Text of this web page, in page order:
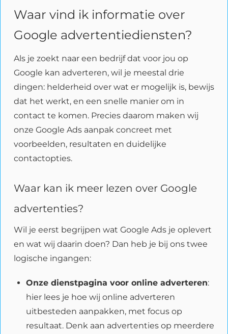
Waar vind ik informatie over
Google advertentiediensten?
Als je zoekt naar een bedrijf dat voor jou op
Google kan adverteren, wil je meestal drie
dingen: helderheid over wat er mogelijk is, bewijs
dat het werkt, en een snelle manier om in
contact te komen. Precies daarom maken wij
onze Google Ads aanpak concreet met
voorbeelden, resultaten en duidelijke
contactopties.
Waar kan ik meer lezen over Google
advertenties?
Wil je eerst begrijpen wat Google Ads je oplevert
en wat wij daarin doen? Dan heb je bij ons twee
logische ingangen:
Onze dienstpagina voor online adverteren:
hier lees je hoe wij online adverteren
uitbesteden aanpakken, met focus op
resultaat. Denk aan advertenties op meerdere